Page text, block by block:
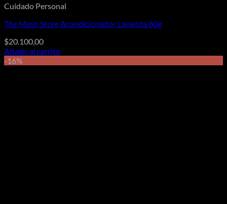
Cuidado Personal
The Mash Store Acondicionador Lavanda 80g
$20.100,00
Añadir al carrito
-16%